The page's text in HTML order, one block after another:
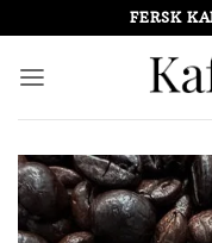
to
content
FERSK